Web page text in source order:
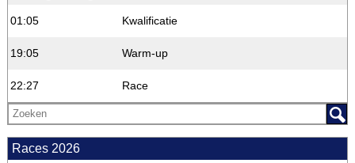
01:05 Kwalificatie
19:05 Warm-up
22:27 Race
Races 2026